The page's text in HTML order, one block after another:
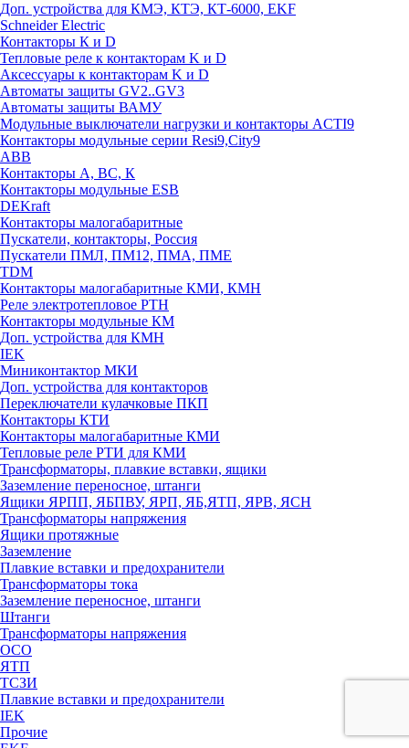
Доп. устройства для КМЭ, КТЭ, КТ-6000, EKF
Schneider Electric
Контакторы К и D
Тепловые реле к контакторам K и D
Аксессуары к контакторам K и D
Автоматы защиты GV2..GV3
Автоматы защиты ВАМУ
Модульные выключатели нагрузки и контакторы ACTI9
Контакторы модульные серии Resi9,City9
ABB
Контакторы А, ВС, К
Контакторы модульные ESB
DEKraft
Контакторы малогабаритные
Пускатели, контакторы, Россия
Пускатели ПМЛ, ПМ12, ПМА, ПМЕ
TDM
Контакторы малогабаритные КМИ, КМН
Реле электротепловое РТН
Контакторы модульные КМ
Доп. устройства для КМН
IEK
Миниконтактор МКИ
Доп. устройства для контакторов
Переключатели кулачковые ПКП
Контакторы КТИ
Контакторы малогабаритные КМИ
Тепловые реле РTИ для КМИ
Трансформаторы, плавкие вставки, ящики
Заземление переносное, штанги
Ящики ЯРПП, ЯБПВУ, ЯРП, ЯБ,ЯТП, ЯРВ, ЯСН
Трансформаторы напряжения
Ящики протяжные
Заземление
Плавкие вставки и предохранители
Трансформаторы тока
Заземление переносное, штанги
Штанги
Трансформаторы напряжения
ОСО
ЯТП
ТСЗИ
Плавкие вставки и предохранители
IEK
Прочие